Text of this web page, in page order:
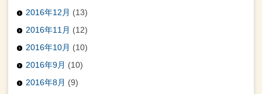
2016年12月 (13)
2016年11月 (12)
2016年10月 (10)
2016年9月 (10)
2016年8月 (9)